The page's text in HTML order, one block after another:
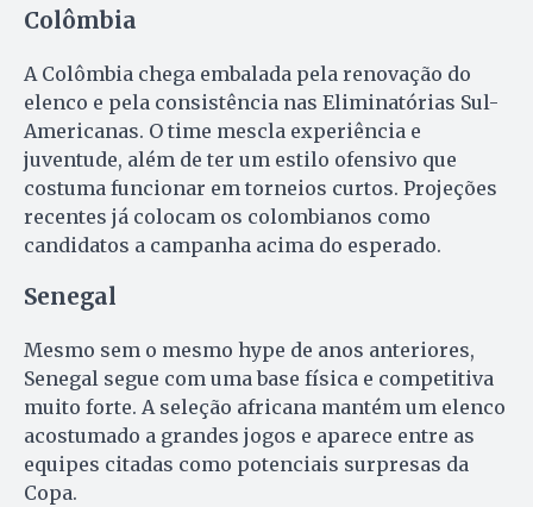
Colômbia
A Colômbia chega embalada pela renovação do
elenco e pela consistência nas Eliminatórias Sul-
Americanas. O time mescla experiência e
juventude, além de ter um estilo ofensivo que
costuma funcionar em torneios curtos. Projeções
recentes já colocam os colombianos como
candidatos a campanha acima do esperado.
Senegal
Mesmo sem o mesmo hype de anos anteriores,
Senegal segue com uma base física e competitiva
muito forte. A seleção africana mantém um elenco
acostumado a grandes jogos e aparece entre as
equipes citadas como potenciais surpresas da
Copa.